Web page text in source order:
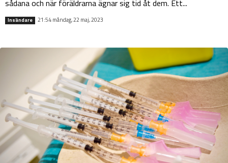
sådana och när föräldrarna ägnar sig tid åt dem. Ett...
Insändare 21:54 måndag, 22 maj, 2023